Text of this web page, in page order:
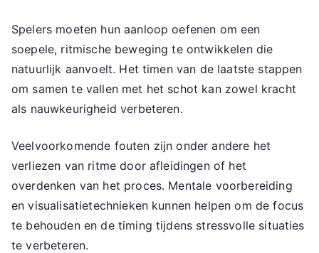
Spelers moeten hun aanloop oefenen om een
soepele, ritmische beweging te ontwikkelen die
natuurlijk aanvoelt. Het timen van de laatste stappen
om samen te vallen met het schot kan zowel kracht
als nauwkeurigheid verbeteren.
Veelvoorkomende fouten zijn onder andere het
verliezen van ritme door afleidingen of het
overdenken van het proces. Mentale voorbereiding
en visualisatietechnieken kunnen helpen om de focus
te behouden en de timing tijdens stressvolle situaties
te verbeteren.